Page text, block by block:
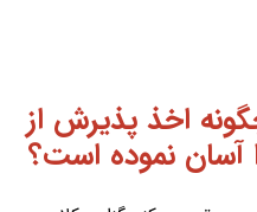
اخذ پذیرش از
آسان نموده است؟